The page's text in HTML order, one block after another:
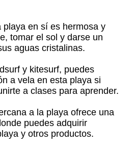
playa en sí es hermosa y
tomar el sol y darse un
aguas cristalinas.
y kitesurf, puedes
a vela en esta playa si
a clases para aprender.
a la playa ofrece una
puedes adquirir
y otros productos.